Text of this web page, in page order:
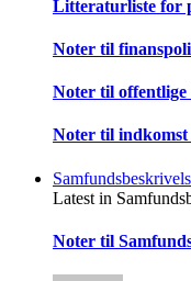
Litteraturliste for
Noter til
Noter til
Noter til indkomst
Latest in
Noter til